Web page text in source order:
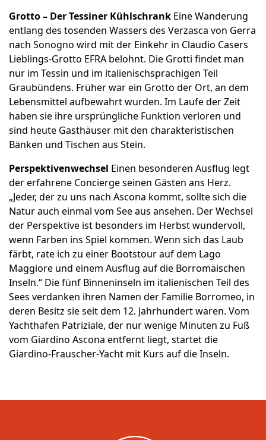
Grotto – Der Tessiner Kühlschrank Eine Wanderung
entlang des tosenden Wassers des Verzasca von Gerra
nach Sonogno wird mit der Einkehr in Claudio Casers
Lieblings-Grotto EFRA belohnt. Die Grotti findet man
nur im Tessin und im italienischsprachigen Teil
Graubündens. Früher war ein Grotto der Ort, an dem
Lebensmittel aufbewahrt wurden. Im Laufe der Zeit
haben sie ihre ursprüngliche Funktion verloren und
sind heute Gasthäuser mit den charakteristischen
Bänken und Tischen aus Stein.
Perspektivenwechsel Einen besonderen Ausflug legt
der erfahrene Concierge seinen Gästen ans Herz.
„Jeder, der zu uns nach Ascona kommt, sollte sich die
Natur auch einmal vom See aus ansehen. Der Wechsel
der Perspektive ist besonders im Herbst wundervoll,
wenn Farben ins Spiel kommen. Wenn sich das Laub
färbt, rate ich zu einer Bootstour auf dem Lago
Maggiore und einem Ausflug auf die Borromäischen
Inseln.“ Die fünf Binneninseln im italienischen Teil des
Sees verdanken ihren Namen der Familie Borromeo, in
deren Besitz sie seit dem 12. Jahrhundert waren. Vom
Yachthafen Patriziale, der nur wenige Minuten zu Fuß
vom Giardino Ascona entfernt liegt, startet die
Giardino-Frauscher-Yacht mit Kurs auf die Inseln.